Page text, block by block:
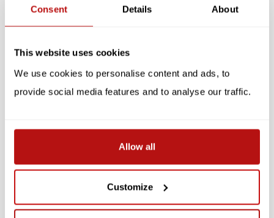
Consent Details About
This website uses cookies
We use cookies to personalise content and ads, to
provide social media features and to analyse our traffic.
Allow all
Customize
Specificaties
GIFT REPUBLIC